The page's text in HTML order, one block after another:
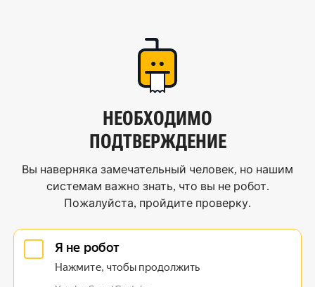
НЕОБХОДИМО
ПОДТВЕРЖДЕНИЕ
Вы наверняка замечательный человек, но нашим
системам важно знать, что вы не робот.
Пожалуйста, пройдите проверку.